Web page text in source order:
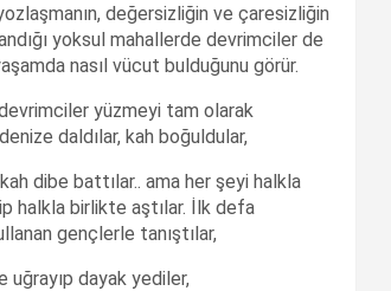
değersizliğin ve çaresizliğin
yoksul mahallerde devrimciler de
nasıl vücut bulduğunu görür.
yüzmeyi tam olarak
daldılar, kah boğuldular,
dibe battılar.. ama her şeyi halkla
halkla birlikte aştılar. İlk defa
gençlerle tanıştılar,
dayak yediler,